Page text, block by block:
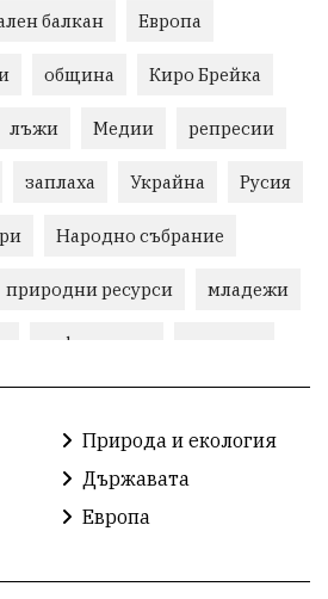
балкан Европа
община Киро Брейка
лъжи Медии репресии
заплаха Украйна Русия
Народно събрание
природни ресурси младежи
референдум
животни гордост
Хисаря
Природа и екология
Държавата
Европа